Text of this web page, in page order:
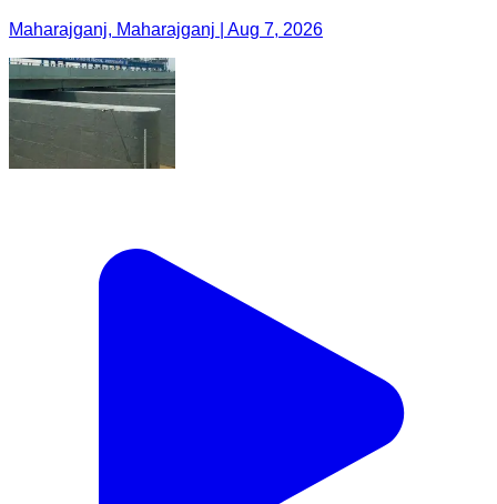
Maharajganj, Maharajganj | Aug 7, 2026